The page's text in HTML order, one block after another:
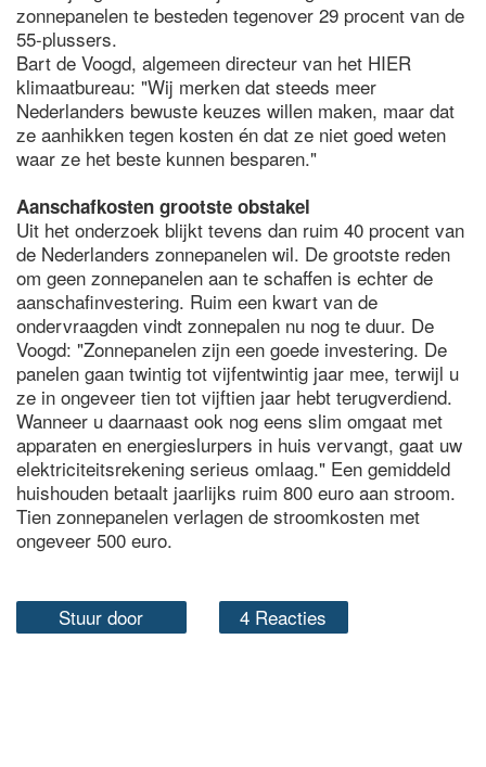
zonnepanelen te besteden tegenover 29 procent van de
55-plussers.
Bart de Voogd, algemeen directeur van het HIER
klimaatbureau: "Wij merken dat steeds meer
Nederlanders bewuste keuzes willen maken, maar dat
ze aanhikken tegen kosten én dat ze niet goed weten
waar ze het beste kunnen besparen."
Aanschafkosten grootste obstakel
Uit het onderzoek blijkt tevens dan ruim 40 procent van
de Nederlanders zonnepanelen wil. De grootste reden
om geen zonnepanelen aan te schaffen is echter de
aanschafinvestering. Ruim een kwart van de
ondervraagden vindt zonnepalen nu nog te duur. De
Voogd: "Zonnepanelen zijn een goede investering. De
panelen gaan twintig tot vijfentwintig jaar mee, terwijl u
ze in ongeveer tien tot vijftien jaar hebt terugverdiend.
Wanneer u daarnaast ook nog eens slim omgaat met
apparaten en energieslurpers in huis vervangt, gaat uw
elektriciteitsrekening serieus omlaag." Een gemiddeld
huishouden betaalt jaarlijks ruim 800 euro aan stroom.
Tien zonnepanelen verlagen de stroomkosten met
ongeveer 500 euro.
Stuur door 4 Reacties